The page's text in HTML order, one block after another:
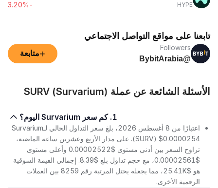
HYPE
-3.20%
تابعنا على مواقع التواصل الاجتماعي
Followers
@BybitArabia
+متابعة
الأسئلة الشائعة عن عملة SURV (Survarium)
1. كم سعر Survarium اليوم؟
اعتبارًا من 8 أغسطس 2026، بلغ سعر التداول الحالي لـSurvarium
(SURV) $0.0000254. على مدار الأربع وعشرين ساعة الماضية،
تراوح السعر بين أدنى مستوى $0.00002522 وأعلى مستوى
$0.00002561، مع حجم تداول بلغ $8.39. إجمالي القيمة السوقية
هو $25.41K، مما يجعله يحتل المرتبة رقم 8259 بين العملات
الرقمية الأخرى.